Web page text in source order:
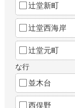
辻堂新町
辻堂西海岸
辻堂元町
な行
並木台
西俣野